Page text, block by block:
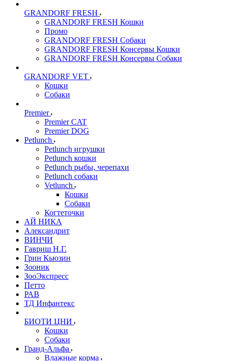
GRANDORF FRESH
GRANDORF FRESH Кошки
Промо
GRANDORF FRESH Собаки
GRANDORF FRESH Консервы Кошки
GRANDORF FRESH Консервы Собаки
GRANDORF VET
Кошки
Собаки
Premier
Premier CAT
Premier DOG
Petlunch
Petlunch игрушки
Petlunch кошки
Petlunch рыбы, черепахи
Petlunch собаки
Vetlunch
Кошки
Собаки
Когтеточки
АЙ НИКА
Александрит
ВИНЧИ
Гавриш Н.Г.
Грин Кьюзин
Зооник
ЗооЭкспресс
Петто
РАВ
ТД Инфантекс
БИОТИ ЦНИ
Кошки
Собаки
Гранд-Альфа
Влажные корма